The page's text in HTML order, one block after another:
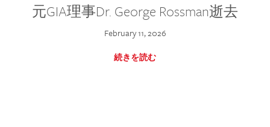
元GIA理事Dr. George Rossman逝去
February 11, 2026
続きを読む